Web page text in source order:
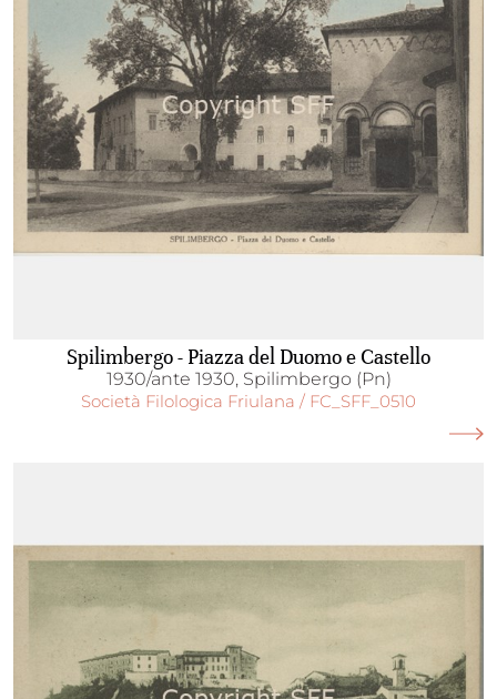
Spilimbergo - Piazza del Duomo e Castello
1930/ante 1930, Spilimbergo (Pn)
Società Filologica Friulana / FC_SFF_0510